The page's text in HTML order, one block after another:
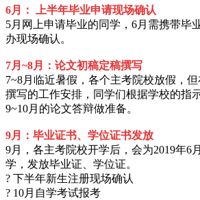
6月： 上半年毕业申请现场确认
5月网上申请毕业的同学，6月需携带毕
办现场确认。
7月~8月：论文初稿定稿撰写
7~8月临近暑假，各个主考院校放假，
撰写的工作安排，同学们根据学校的指
9~10月的论文答辩做准备。
9月：毕业证书、学位证书发放
9月，各主考院校开学后，会为2019年6
学，发放毕业证、学位证。
? 下半年新生注册现场确认
? 10月自学考试报考